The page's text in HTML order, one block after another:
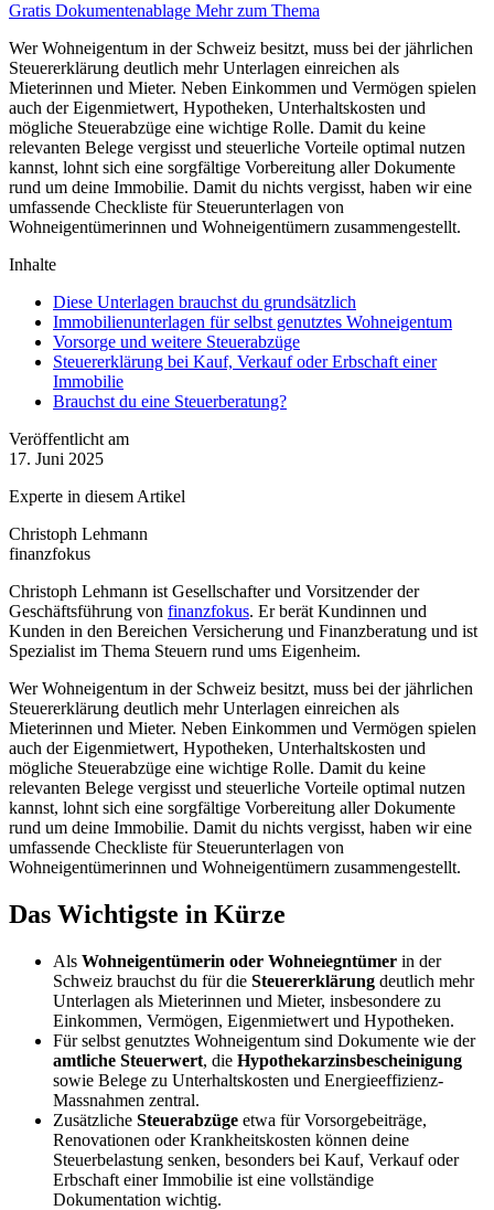
Gratis Dokumentenablage Mehr zum Thema
Wer Wohneigentum in der Schweiz besitzt, muss bei der jährlichen
Steuererklärung deutlich mehr Unterlagen einreichen als
Mieterinnen und Mieter. Neben Einkommen und Vermögen spielen
auch der Eigenmietwert, Hypotheken, Unterhaltskosten und
mögliche Steuerabzüge eine wichtige Rolle. Damit du keine
relevanten Belege vergisst und steuerliche Vorteile optimal nutzen
kannst, lohnt sich eine sorgfältige Vorbereitung aller Dokumente
rund um deine Immobilie. Damit du nichts vergisst, haben wir eine
umfassende Checkliste für Steuerunterlagen von
Wohneigentümerinnen und Wohneigentümern zusammengestellt.
Inhalte
Diese Unterlagen brauchst du grundsätzlich
Immobilienunterlagen für selbst genutztes Wohneigentum
Vorsorge und weitere Steuerabzüge
Steuererklärung bei Kauf, Verkauf oder Erbschaft einer
Immobilie
Brauchst du eine Steuerberatung?
Veröffentlicht am
17. Juni 2025
Experte in diesem Artikel
Christoph Lehmann
finanzfokus
Christoph Lehmann ist Gesellschafter und Vorsitzender der
Geschäftsführung von finanzfokus. Er berät Kundinnen und
Kunden in den Bereichen Versicherung und Finanzberatung und ist
Spezialist im Thema Steuern rund ums Eigenheim.
Wer Wohneigentum in der Schweiz besitzt, muss bei der jährlichen
Steuererklärung deutlich mehr Unterlagen einreichen als
Mieterinnen und Mieter. Neben Einkommen und Vermögen spielen
auch der Eigenmietwert, Hypotheken, Unterhaltskosten und
mögliche Steuerabzüge eine wichtige Rolle. Damit du keine
relevanten Belege vergisst und steuerliche Vorteile optimal nutzen
kannst, lohnt sich eine sorgfältige Vorbereitung aller Dokumente
rund um deine Immobilie. Damit du nichts vergisst, haben wir eine
umfassende Checkliste für Steuerunterlagen von
Wohneigentümerinnen und Wohneigentümern zusammengestellt.
Das Wichtigste in Kürze
Als Wohneigentümerin oder Wohneiegntümer in der
Schweiz brauchst du für die Steuererklärung deutlich mehr
Unterlagen als Mieterinnen und Mieter, insbesondere zu
Einkommen, Vermögen, Eigenmietwert und Hypotheken.
Für selbst genutztes Wohneigentum sind Dokumente wie der
amtliche Steuerwert, die Hypothekarzinsbescheinigung
sowie Belege zu Unterhaltskosten und Energieeffizienz-
Massnahmen zentral.
Zusätzliche Steuerabzüge etwa für Vorsorgebeiträge,
Renovationen oder Krankheitskosten können deine
Steuerbelastung senken, besonders bei Kauf, Verkauf oder
Erbschaft einer Immobilie ist eine vollständige
Dokumentation wichtig.